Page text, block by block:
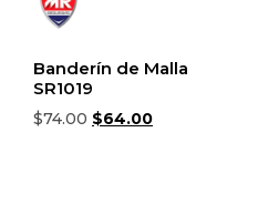
Banderín de Malla
SR1019
$74.00 $64.00